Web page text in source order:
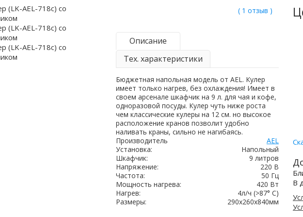
В
( 1 отзыв )
Описание
Тех. характеристики
Бюджетная напольная модель от AEL. Кулер
имеет только нагрев, без охлаждения! Имеет в
своем арсенале шкафчик на 9 л. для чая и кофе,
одноразовой посуды. Кулер чуть ниже роста
чем классические кулеры на 12 см. но высокое
расположение кранов позволит удобно
наливать краны, сильно не нагибаясь.
Производитель
AEL
Установка:
Напольный
Шкафчик:
9 литров
Напряжение:
220 В
Частота:
50 Гц
Мощность нагрева:
420 Вт
Нагрев:
4л/ч (>87° С)
Размеры:
290х260х840мм